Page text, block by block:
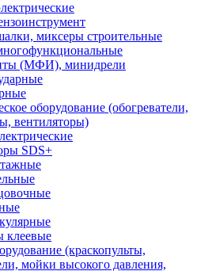
миксеры строительные
(МФИ), минидрели
оборудование (обогреватели,
вентиляторы)
SDS+
клеевые
(краскопульты,
мойки высокого давления,